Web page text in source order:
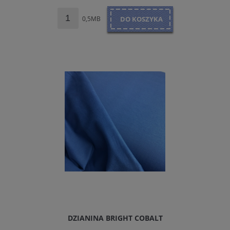
0,5MB DO KOSZYKA
DZIANINA BRIGHT COBALT